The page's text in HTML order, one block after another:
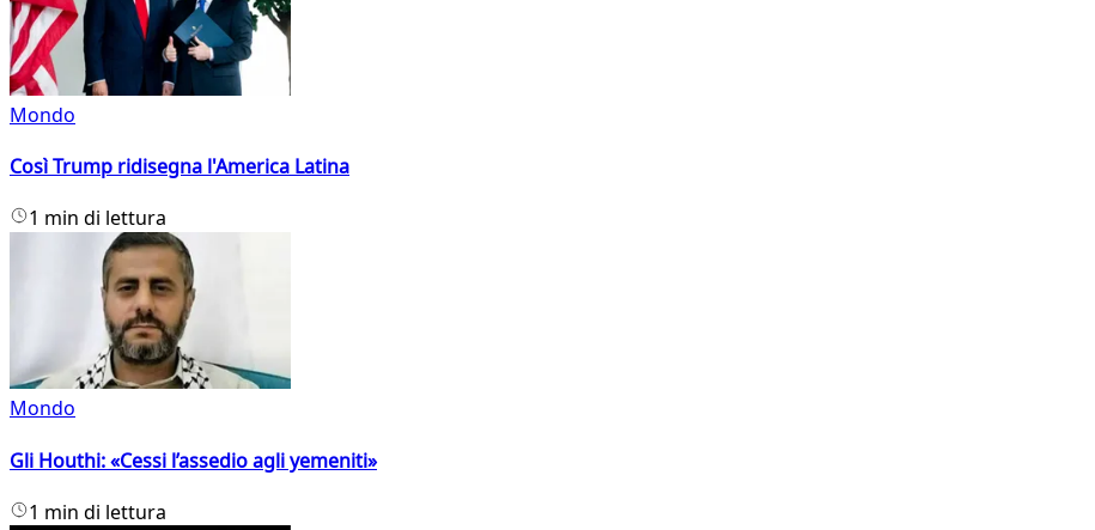
Mondo
Così Trump ridisegna l'America Latina
1 min di lettura
Mondo
Gli Houthi: «Cessi l’assedio agli yemeniti»
1 min di lettura